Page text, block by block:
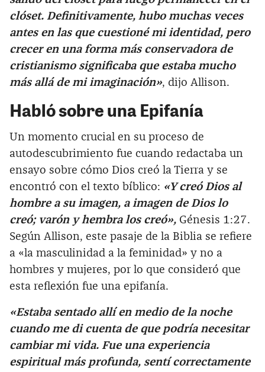
clóset. Definitivamente, hubo muchas veces
antes en las que cuestioné mi identidad, pero
crecer en una forma más conservadora de
cristianismo significaba que estaba mucho
más allá de mi imaginación», dijo Allison.
Habló sobre una Epifanía
Un momento crucial en su proceso de
autodescubrimiento fue cuando redactaba un
ensayo sobre cómo Dios creó la Tierra y se
encontró con el texto bíblico: «Y creó Dios al
hombre a su imagen, a imagen de Dios lo
creó; varón y hembra los creó», Génesis 1:27.
Según Allison, este pasaje de la Biblia se refiere
a «la masculinidad a la feminidad» y no a
hombres y mujeres, por lo que consideró que
esta reflexión fue una epifanía.
«Estaba sentado allí en medio de la noche
cuando me di cuenta de que podría necesitar
cambiar mi vida. Fue una experiencia
espiritual más profunda, sentí correctamente